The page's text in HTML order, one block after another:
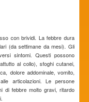
con brividi. La febbre dura
(da settimane da mesi). Gli
sintomi. Questi possono
al collo), sfoghi cutanei,
dolore addominale, vomito,
articolazioni. Le persone
di febbre molto gravi, ritardo